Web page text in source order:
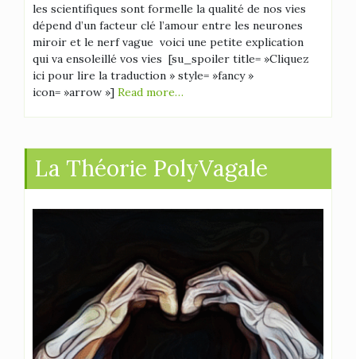
les scientifiques sont formelle la qualité de nos vies
dépend d’un facteur clé l’amour entre les neurones
miroir et le nerf vague voici une petite explication
qui va ensoleillé vos vies [su_spoiler title= »Cliquez
ici pour lire la traduction » style= »fancy »
icon= »arrow »] Read more…
La Théorie PolyVagale